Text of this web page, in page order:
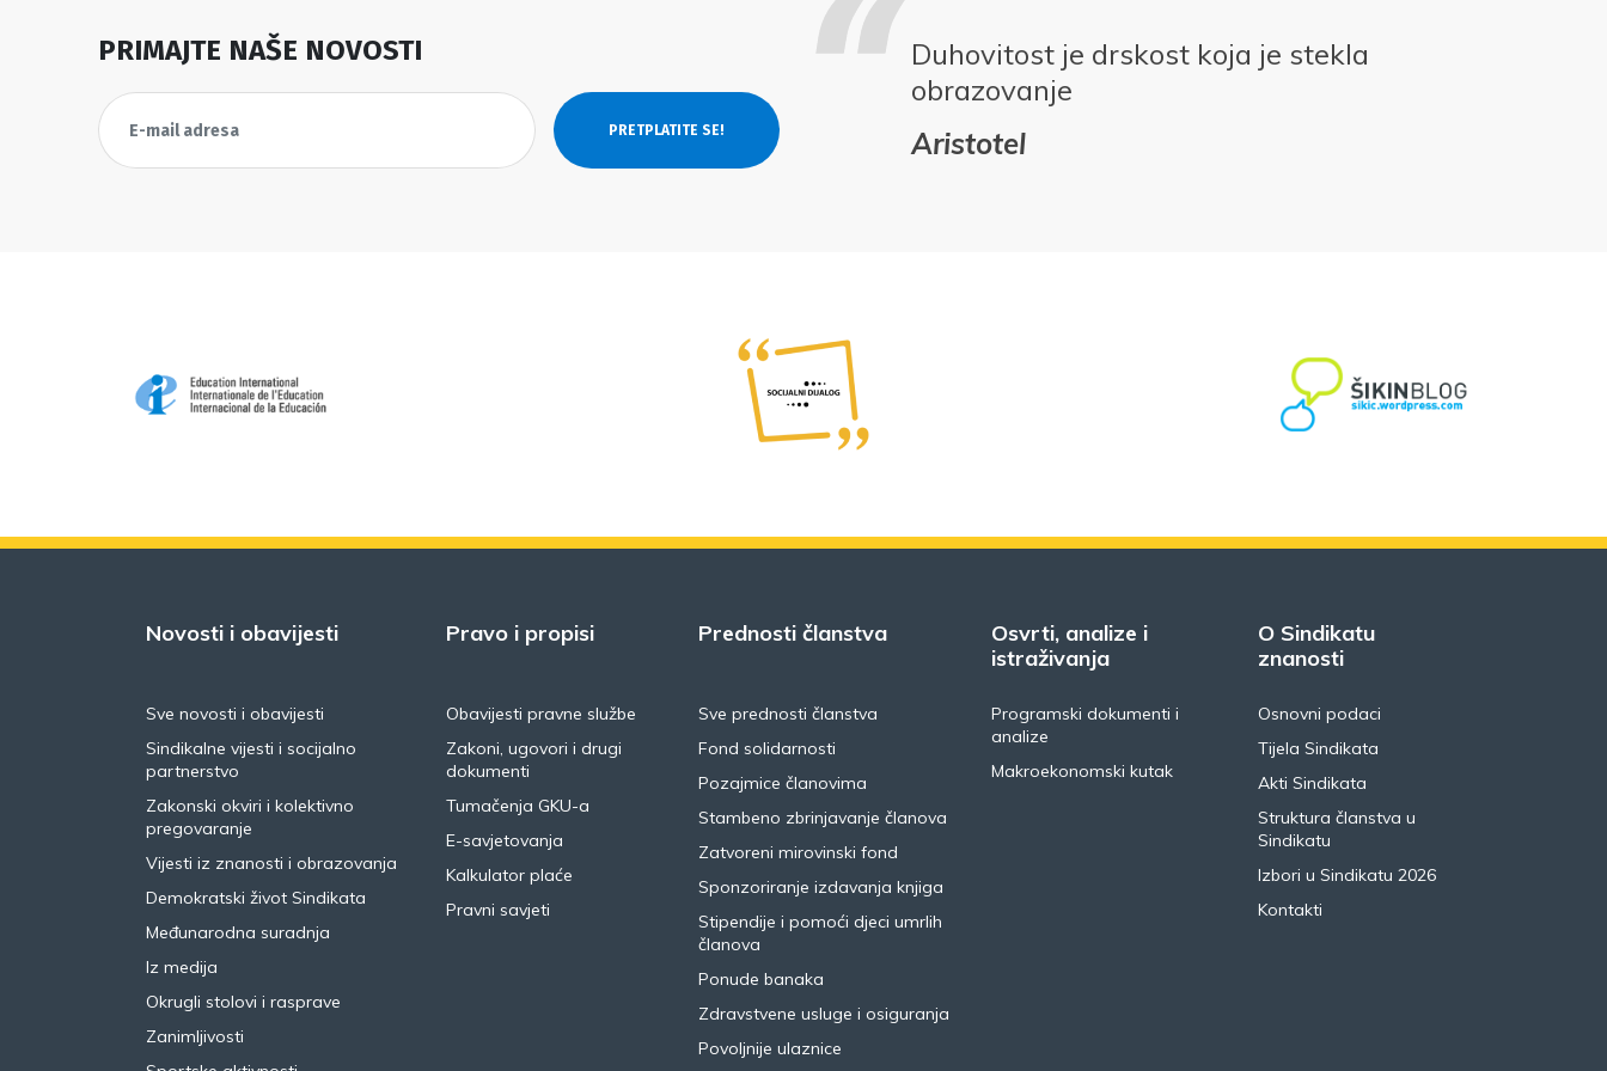
PRIMAJTE NAŠE NOVOSTI
Duhovitost je drskost koja je stekla
obrazovanje
Aristotel
Novosti i obavijesti
Sve novosti i obavijesti
Sindikalne vijesti i socijalno
partnerstvo
Zakonski okviri i kolektivno
pregovaranje
Vijesti iz znanosti i obrazovanja
Demokratski život Sindikata
Međunarodna suradnja
Iz medija
Okrugli stolovi i rasprave
Zanimljivosti
Pravo i propisi
Obavijesti pravne službe
Zakoni, ugovori i drugi
dokumenti
Tumačenja GKU-a
E-savjetovanja
Kalkulator plaće
Pravni savjeti
Prednosti članstva
Sve prednosti članstva
Fond solidarnosti
Pozajmice članovima
Stambeno zbrinjavanje članova
Zatvoreni mirovinski fond
Sponzoriranje izdavanja knjiga
Stipendije i pomoći djeci umrlih
članova
Ponude banaka
Zdravstvene usluge i osiguranja
Povoljnije ulaznice
Osvrti, analize i
istraživanja
Programski dokumenti i
analize
Makroekonomski kutak
O Sindikatu
znanosti
Osnovni podaci
Tijela Sindikata
Akti Sindikata
Struktura članstva u
Sindikatu
Izbori u Sindikatu 2026
Kontakti